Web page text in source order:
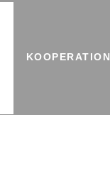
KOOPERATION